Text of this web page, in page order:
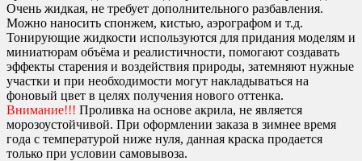
Очень жидкая, не требует дополнительного разбавления.
Можно наносить спонжем, кистью, аэрографом и т.д.
Тонирующие жидкости используются для придания моделям и
миниатюрам объёма и реалистичности, помогают создавать
эффекты старения и воздействия природы, затемняют нужные
участки и при необходимости могут накладываться на
фоновый цвет в целях получения нового оттенка.
Внимание!!! Проливка на основе акрила, не является
морозоустойчивой. При оформлении заказа в зимнее время
года с температурой ниже нуля, данная краска продается
только при условии самовывоза.